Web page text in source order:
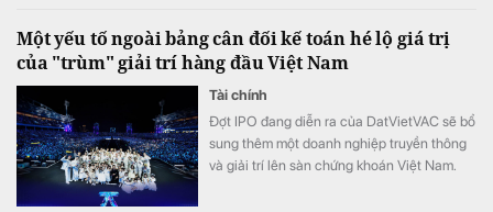
Một yếu tố ngoài bảng cân đối kế toán hé lộ giá trị
của "trùm" giải trí hàng đầu Việt Nam
Tài chính
Đợt IPO đang diễn ra của DatVietVAC sẽ bổ
sung thêm một doanh nghiệp truyền thông
và giải trí lên sàn chứng khoán Việt Nam.